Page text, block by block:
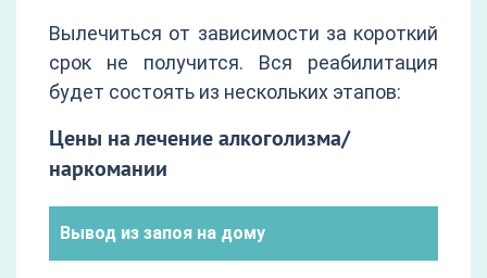
Вылечиться от зависимости за короткий
срок не получится. Вся реабилитация
будет состоять из нескольких этапов:
Цены на лечение алкоголизма/
наркомании
Вывод из запоя на дому